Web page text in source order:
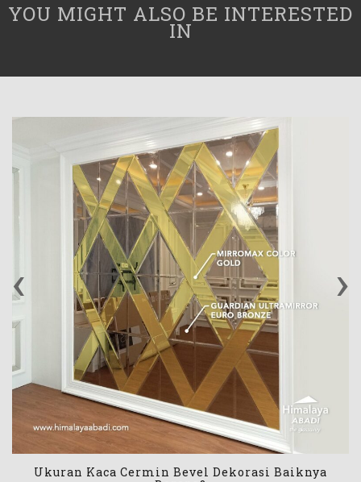
YOU MIGHT ALSO BE INTERESTED
IN
Ukuran Kaca Cermin Bevel Dekorasi Baiknya
‹ ›